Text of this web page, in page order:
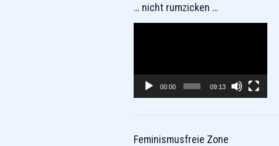
… nicht rumzicken …
00:00 09:13
Feminismusfreie Zone